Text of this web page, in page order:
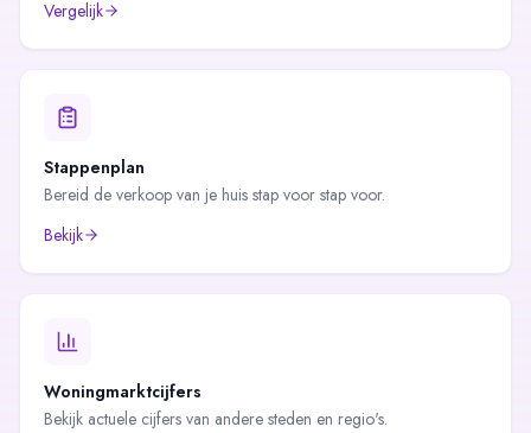
Vergelijk
Stappenplan
Bereid de verkoop van je huis stap voor stap voor.
Bekijk
Woningmarktcijfers
Bekijk actuele cijfers van andere steden en regio's.